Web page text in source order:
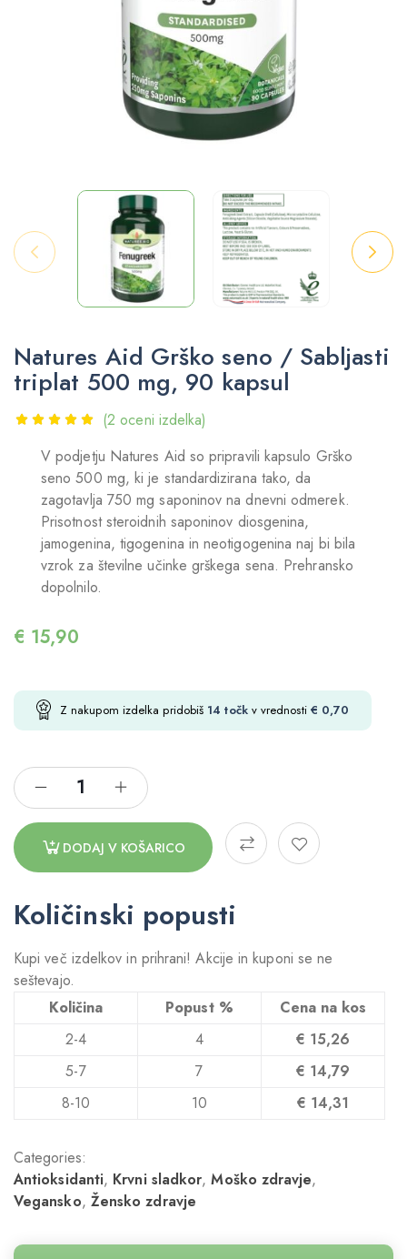
Natures Aid Grško seno / Sabljasti
triplat 500 mg, 90 kapsul
(2 oceni izdelka)
V podjetju Natures Aid so pripravili kapsulo Grško
seno 500 mg, ki je standardizirana tako, da
zagotavlja 750 mg saponinov na dnevni odmerek.
Prisotnost steroidnih saponinov diosgenina,
jamogenina, tigogenina in neotigogenina naj bi bila
vzrok za številne učinke grškega sena. Prehransko
dopolnilo.
€ 15,90
Z nakupom izdelka pridobiš 14 točkv vrednosti € 0,70
DODAJ V KOŠARICO
Količinski popusti
Kupi več izdelkov in prihrani! Akcije in kuponi se ne
seštevajo.
Količina
Popust %
Cena na kos
2-4
4 € 15,26
5-7
7 € 14,79
8-10
10 € 14,31
Categories:
Antioksidanti, Krvni sladkor,Moško zdravje,
Vegansko, Žensko zdravje